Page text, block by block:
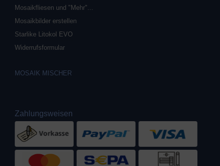
Mosaikfliesen und "Mehr"...
Mosaikbilder erstellen
Starlike Litokol EVO
Widerrufsformular
MOSAIK MISCHER
Zahlungsweisen